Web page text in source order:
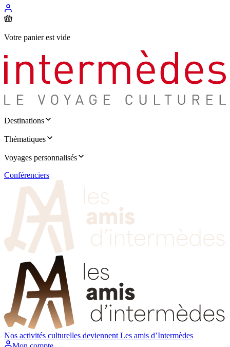
Votre panier est vide
Destinations
Thématiques
Voyages personnalisés
Conférenciers
Nos activités culturelles deviennent Les amis d’Intermèdes